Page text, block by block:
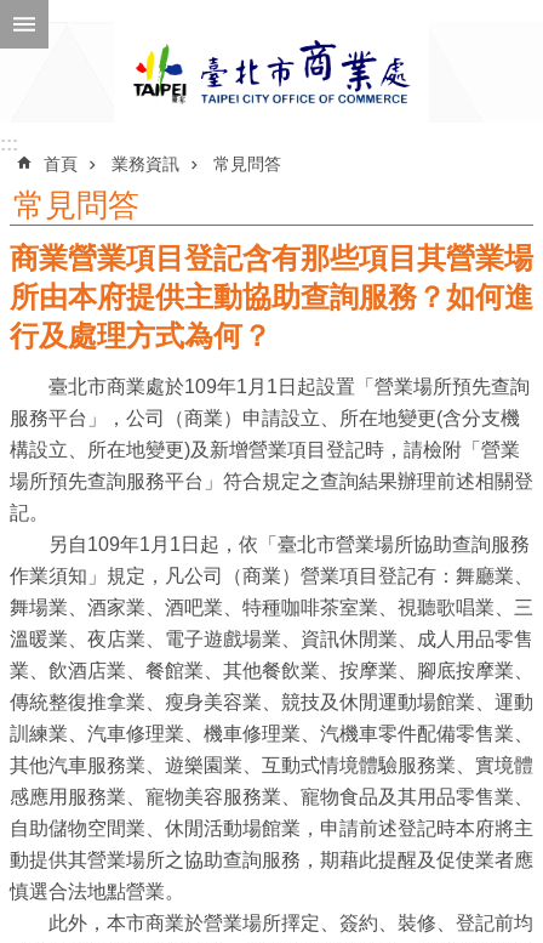
跳到主要內容區塊
公
告
訊
息
關
介
紹
務
資
訊
線
上
服
務
公
司
及
::::::
首頁 業務資訊 常見問答
常見問答
商業營業項目登記含有那些項目其營業場
所由本府提供主動協助查詢服務？如何進
行及處理方式為何？
臺北市商業處於109年1月1日起設置「營業場所預先查詢
服務平台」，公司（商業）申請設立、所在地變更(含分支機
構設立、所在地變更)及新增營業項目登記時，請檢附「營業
場所預先查詢服務平台」符合規定之查詢結果辦理前述相關登
記。
另自109年1月1日起，依「臺北市營業場所協助查詢服務
作業須知」規定，凡公司（商業）營業項目登記有：舞廳業、
舞場業、酒家業、酒吧業、特種咖啡茶室業、視聽歌唱業、三
溫暖業、夜店業、電子遊戲場業、資訊休閒業、成人用品零售
業、飲酒店業、餐館業、其他餐飲業、按摩業、腳底按摩業、
傳統整復推拿業、瘦身美容業、競技及休閒運動場館業、運動
訓練業、汽車修理業、機車修理業、汽機車零件配備零售業、
其他汽車服務業、遊樂園業、互動式情境體驗服務業、實境體
感應用服務業、寵物美容服務業、寵物食品及其用品零售業、
自助儲物空間業、休閒活動場館業，申請前述登記時本府將主
動提供其營業場所之協助查詢服務，期藉此提醒及促使業者應
慎選合法地點營業。
此外，本市商業於營業場所擇定、簽約、裝修、登記前均